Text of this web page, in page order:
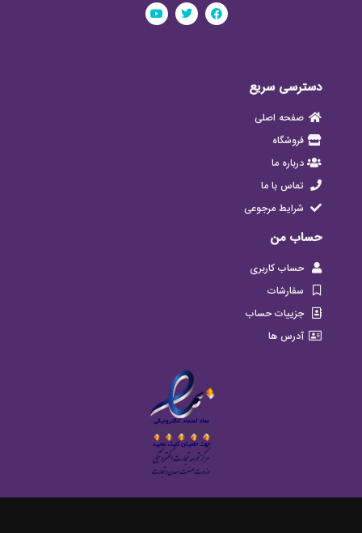
دسترسی سریع
صفحه اصلی
فروشگاه
درباره ما
تماس با ما
شرایط مرجوعی
حساب من
حساب کاربری
سفارشات
جزییات حساب
آدرس ها